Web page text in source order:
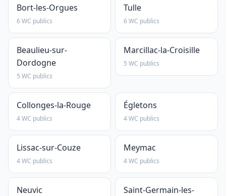
Bort-les-Orgues
6 WC publics
Tulle
6 WC publics
Beaulieu-sur-
Dordogne
5 WC publics
Marcillac-la-Croisille
5 WC publics
Collonges-la-Rouge
4 WC publics
Égletons
4 WC publics
Lissac-sur-Couze
4 WC publics
Meymac
4 WC publics
Neuvic
Saint-Germain-les-